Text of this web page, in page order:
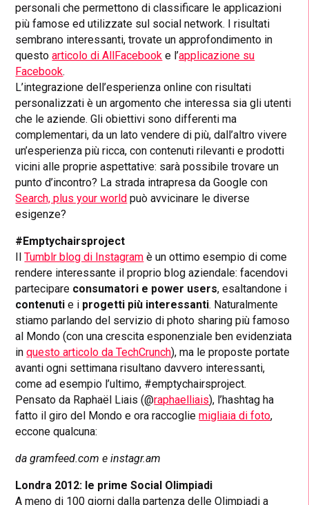
personali che permettono di classificare le applicazioni
più famose ed utilizzate sul social network. I risultati
sembrano interessanti, trovate un approfondimento in
questoarticolo di AllFacebook e l’applicazione su
Facebook.
L’integrazione dell’esperienza online con risultati
personalizzati è un argomento che interessa sia gli utenti
che le aziende. Gli obiettivi sono differenti ma
complementari, da un lato vendere di più, dall’altro vivere
un’esperienza più ricca, con contenuti rilevanti e prodotti
vicini alle proprie aspettative: sarà possibile trovare un
punto d’incontro? La strada intrapresa da Google con
Search, plus your world può avvicinare le diverse
esigenze?
#Emptychairsproject
IlTumblr blog di Instagram è un ottimo esempio di come
rendere interessante il proprio blog aziendale: facendovi
partecipare consumatori e power users, esaltandone i
contenuti e i progetti più interessanti. Naturalmente
stiamo parlando del servizio di photo sharing più famoso
al Mondo (con una crescita esponenziale ben evidenziata
inquesto articolo da TechCrunch), ma le proposte portate
avanti ogni settimana risultano davvero interessanti,
come ad esempio l’ultimo, #emptychairsproject.
Pensato da Raphaël Liais (@raphaelliais), l’hashtag ha
fatto il giro del Mondo e ora raccogliemigliaia di foto,
eccone qualcuna:
da gramfeed.com e instagr.am
Londra 2012: le prime Social Olimpiadi
A meno di 100 giorni dalla partenza delle Olimpiadi a